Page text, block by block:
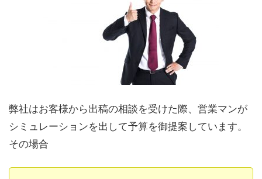
弊社はお客様から出稿の相談を受けた際、営業マンが
シミュレーションを出して予算を御提案しています。
その場合